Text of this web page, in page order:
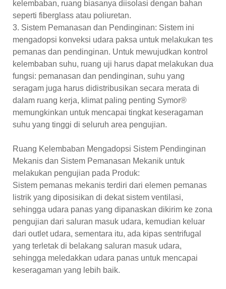
kelembaban, ruang biasanya diisolasi dengan bahan
seperti fiberglass atau poliuretan.
3. Sistem Pemanasan dan Pendinginan: Sistem ini
mengadopsi konveksi udara paksa untuk melakukan tes
pemanas dan pendinginan. Untuk mewujudkan kontrol
kelembaban suhu, ruang uji harus dapat melakukan dua
fungsi: pemanasan dan pendinginan, suhu yang
seragam juga harus didistribusikan secara merata di
dalam ruang kerja, klimat paling penting Symor®
memungkinkan untuk mencapai tingkat keseragaman
suhu yang tinggi di seluruh area pengujian.
Ruang Kelembaban Mengadopsi Sistem Pendinginan
Mekanis dan Sistem Pemanasan Mekanik untuk
melakukan pengujian pada Produk:
Sistem pemanas mekanis terdiri dari elemen pemanas
listrik yang diposisikan di dekat sistem ventilasi,
sehingga udara panas yang dipanaskan dikirim ke zona
pengujian dari saluran masuk udara, kemudian keluar
dari outlet udara, sementara itu, ada kipas sentrifugal
yang terletak di belakang saluran masuk udara,
sehingga meledakkan udara panas untuk mencapai
keseragaman yang lebih baik.